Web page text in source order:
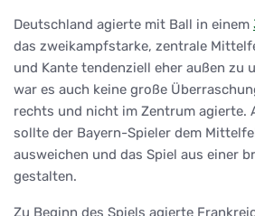
Deutschland agierte mit Ball in einem
das zweikampfstarke, zentrale
und Kante tendenziell eher außen zu
war es auch keine große
rechts und nicht im Zentrum agierte.
sollte der Bayern-Spieler dem
ausweichen und das Spiel aus einer
gestalten.
Zu Beginn des Spiels agierte